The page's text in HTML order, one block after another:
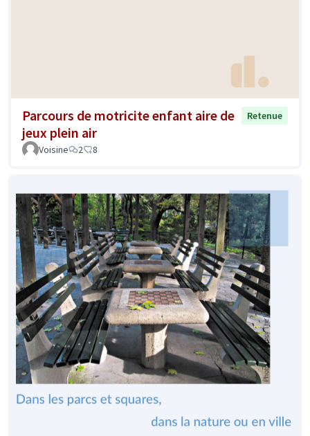
Parcours de motricite enfant aire de
jeux plein air
Retenue
Voisine 2 8